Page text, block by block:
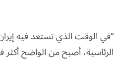
الرئاسية، أصبح من الواضح